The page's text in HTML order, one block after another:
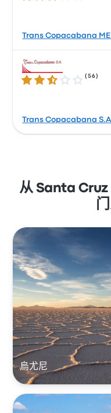
Trans Copacabana
2.6 / 5 星 (56 )
Trans Copacabana
从 Santa Cruz
烏尤尼